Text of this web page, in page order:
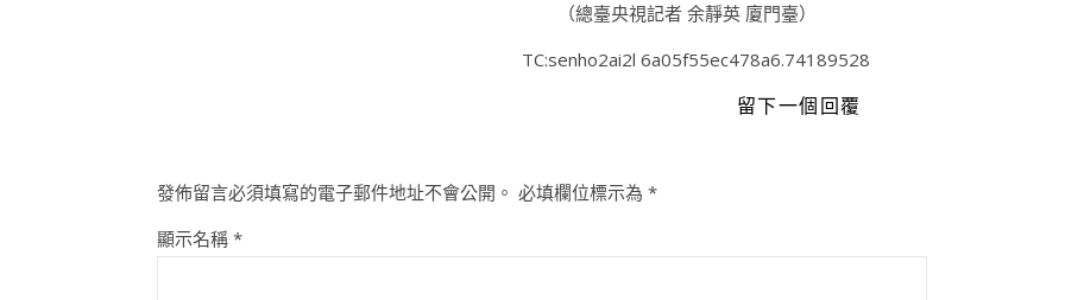
（總臺央視記者 余靜英 廈門臺）
TC:senho2ai2l 6a05f55ec478a6.74189528
留下一個回覆
發佈留言必須填寫的電子郵件地址不會公開。 必填欄位標示為 *
顯示名稱 *